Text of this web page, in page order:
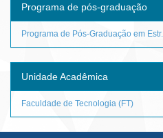
Programa de pós-graduação
Programa de Pós-Graduação em Estr...
Unidade Acadêmica
Faculdade de Tecnologia (FT)